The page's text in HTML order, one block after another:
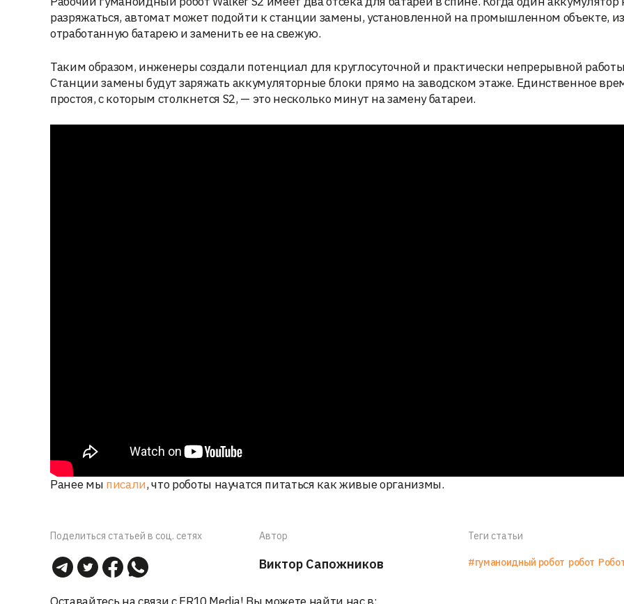
разряжаться, автомат может подойти к станции замены, установленной на промышленном объекте,
отработанную батарею и заменить ее на свежую.
Таким образом, инженеры создали потенциал для круглосуточной и практически непрерывной
Станции замены будут заряжать аккумуляторные блоки прямо на заводском этаже. Единственное
простоя, с которым столкнется S2, — это несколько минут на замену батареи.
Ранее мы писали, что роботы научатся питаться как живые организмы.
Поделиться статьей в соц. сетях Автор
Виктор Сапожников
Теги статьи
#гуманоидный робот робот